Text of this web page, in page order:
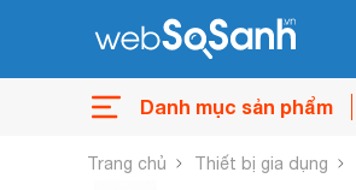
Danh mục sản phẩm
Trang chủ Thiết bị gia dụng